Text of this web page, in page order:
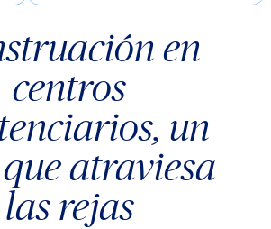
en
centros
un
atraviesa
las rejas